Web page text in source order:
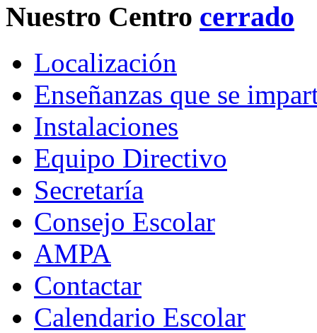
Nuestro Centro
Localización
Enseñanzas que se
Instalaciones
Equipo Directivo
Secretaría
Consejo Escolar
AMPA
Contactar
Calendario Escolar